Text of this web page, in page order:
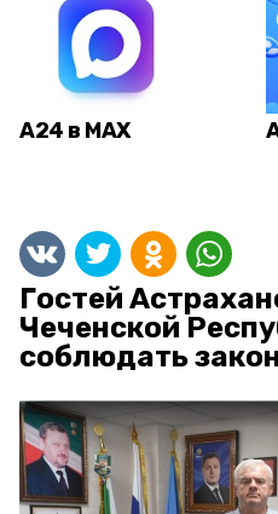
А24 в MAX
Гостей
Чеченской
соблюдать